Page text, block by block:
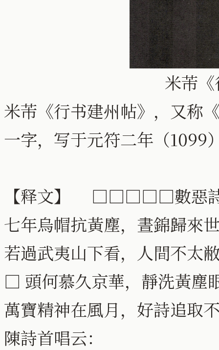
米芾
米芾《行书建州帖》，又称
一字，写于元符二年（1099
【释文】 □□□□□數惡詩
七年烏帽抗黃塵，晝錦歸來
若過武夷山下看，人間不太
□ 頭何慕久京華，靜洗黃塵
萬寶精神在風月，好詩追取
陳詩首唱云：